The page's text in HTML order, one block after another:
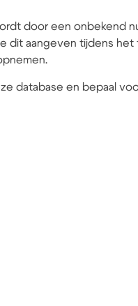
door een onbekend
dit aangeven tijdens
database en bepaal